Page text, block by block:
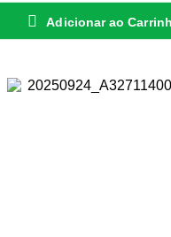
Adicionar ao